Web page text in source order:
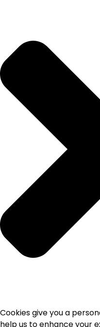
Cookies give you a
help us to enhance your